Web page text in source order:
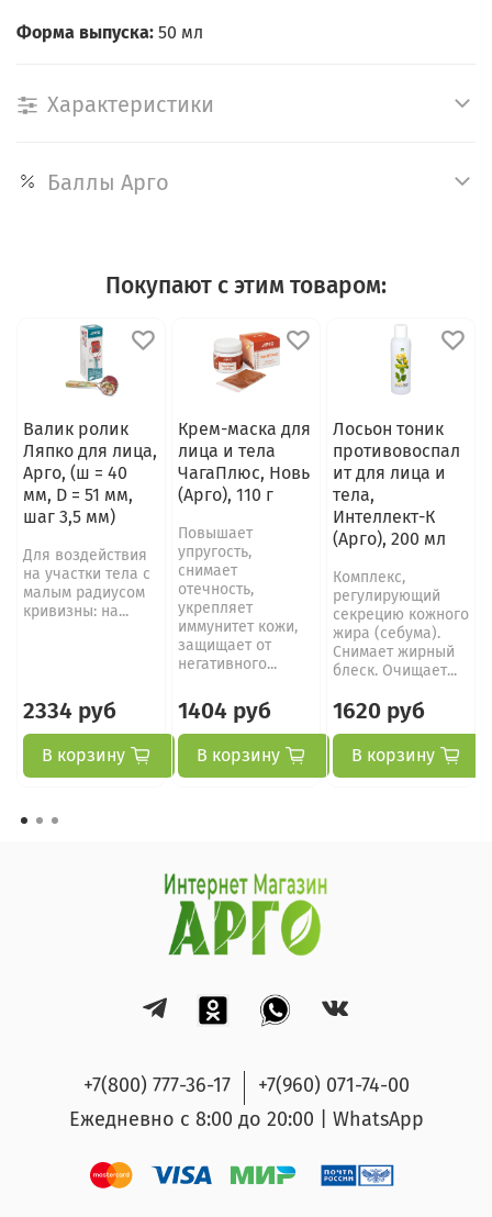
Форма выпуска: 50 мл
Характеристики
Баллы Арго
Покупают с этим товаром:
Валик ролик
Ляпко для лица,
Арго, (ш = 40
мм, D = 51 мм,
шаг 3,5 мм)
Для воздействия
на участки тела с
малым радиусом
кривизны: на...
2334 руб
В корзину
Крем-маска для
лица и тела
ЧагаПлюс, Новь
(Арго), 110 г
Повышает
упругость,
снимает
отечность,
укрепляет
иммунитет кожи,
защищает от
негативного...
1404 руб
В корзину
Лосьон тоник
противовоспал
ит для лица и
тела,
Интеллект-К
(Арго), 200 мл
Комплекс,
регулирующий
секрецию кожного
жира (себума).
Снимает жирный
блеск. Очищает...
1620 руб
В корзину
+7(800) 777-36-17
+7(960) 071-74-00
Ежедневно с 8:00 до 20:00 | WhatsApp